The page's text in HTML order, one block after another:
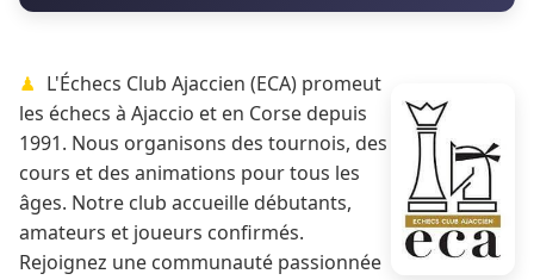
L'Échecs Club Ajaccien (ECA) promeut
les échecs à Ajaccio et en Corse depuis
1991. Nous organisons des tournois, des
cours et des animations pour tous les
âges. Notre club accueille débutants,
amateurs et joueurs confirmés.
Rejoignez une communauté passionnée